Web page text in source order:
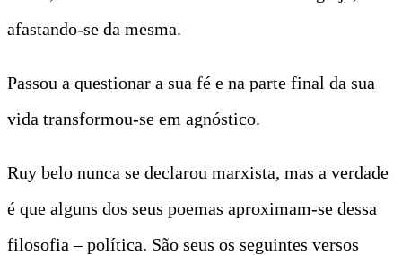
afastando-se da mesma.
Passou a questionar a sua fé e na parte final da sua
vida transformou-se em agnóstico.
Ruy belo nunca se declarou marxista, mas a verdade
é que alguns dos seus poemas aproximam-se dessa
filosofia – política. São seus os seguintes versos